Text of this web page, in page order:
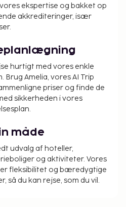
ekspertise og bakket op
akkrediteringer, især
hurtigt med vores enkle
Brug Amelia, vores AI Trip
priser og finde de
sikkerheden i vores
måde
udvalg af hoteller,
og aktiviteter. Vores
fleksibilitet og bæredygtige
så du kan rejse, som du vil.